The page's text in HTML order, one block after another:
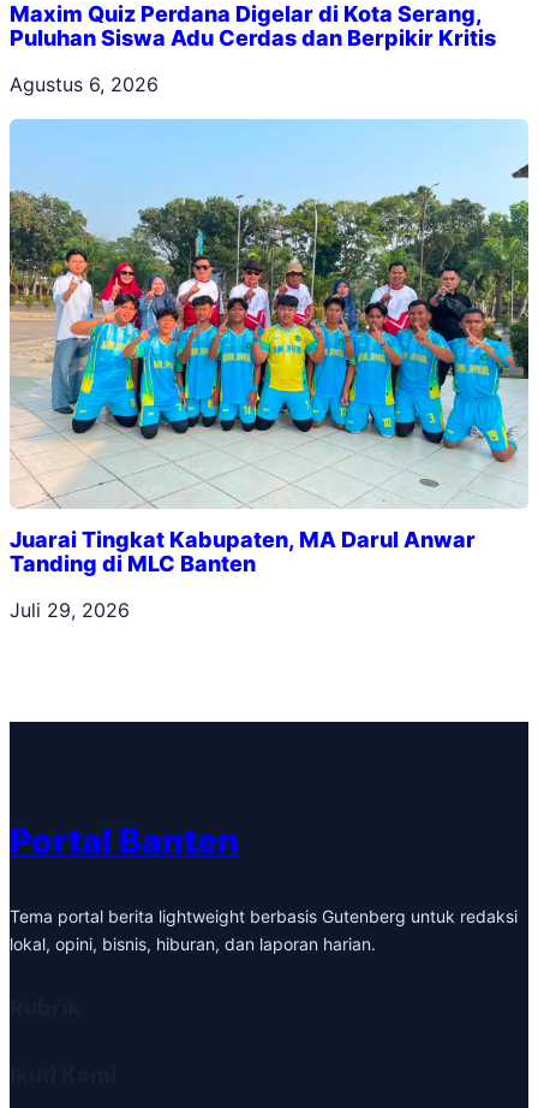
Maxim Quiz Perdana Digelar di Kota Serang,
Puluhan Siswa Adu Cerdas dan Berpikir Kritis
Agustus 6, 2026
Juarai Tingkat Kabupaten, MA Darul Anwar
Tanding di MLC Banten
Juli 29, 2026
Portal Banten
Tema portal berita lightweight berbasis Gutenberg untuk redaksi
lokal, opini, bisnis, hiburan, dan laporan harian.